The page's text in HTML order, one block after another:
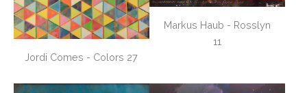
Jordi Comes - Colors 27
Markus Haub - Rosslyn
11